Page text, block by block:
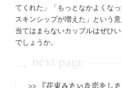
てくれた」「もっとなかよくな
スキンシップが増えた」という
当てはまらないカップルはぜひ
でしょうか。
>> 『花束みたいな恋をし